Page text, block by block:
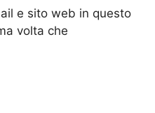
e sito web in questo
volta che